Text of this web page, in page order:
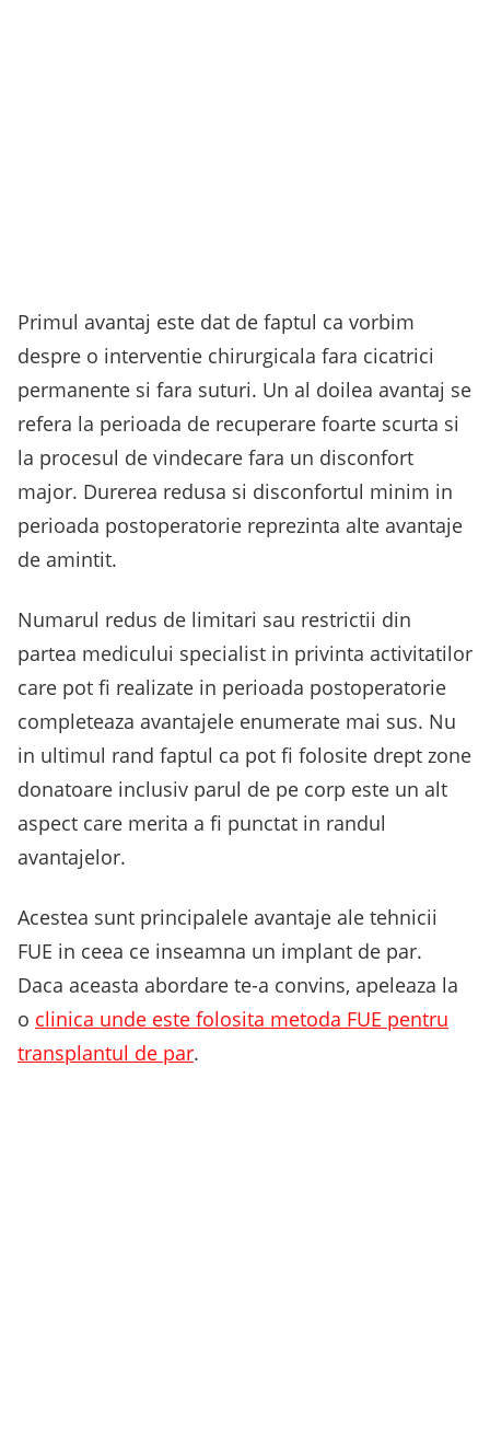
Primul avantaj este dat de faptul ca vorbim
despre o interventie chirurgicala fara cicatrici
permanente si fara suturi. Un al doilea avantaj se
refera la perioada de recuperare foarte scurta si
la procesul de vindecare fara un disconfort
major. Durerea redusa si disconfortul minim in
perioada postoperatorie reprezinta alte avantaje
de amintit.
Numarul redus de limitari sau restrictii din
partea medicului specialist in privinta activitatilor
care pot fi realizate in perioada postoperatorie
completeaza avantajele enumerate mai sus. Nu
in ultimul rand faptul ca pot fi folosite drept zone
donatoare inclusiv parul de pe corp este un alt
aspect care merita a fi punctat in randul
avantajelor.
Acestea sunt principalele avantaje ale tehnicii
FUE in ceea ce inseamna un implant de par.
Daca aceasta abordare te-a convins, apeleaza la
o clinica unde este folosita metoda FUE pentru
transplantul de par.